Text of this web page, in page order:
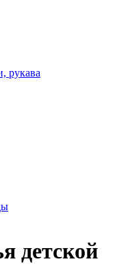
рукава
детской